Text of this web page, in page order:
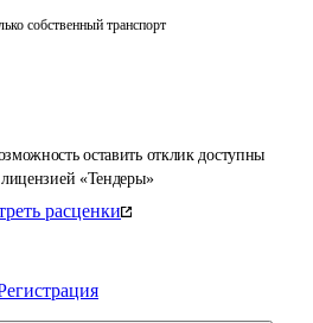
оставить отклик доступны
лицензией «Тендеры»
расценки
собственный транспорт